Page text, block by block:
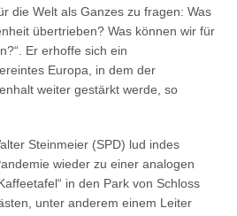
die Welt als Ganzes zu fragen: Was
übertrieben? Was können wir für
Er erhoffe sich ein
Europa, in dem der
weiter gestärkt werde, so
Steinmeier (SPD) lud indes
wieder zu einer analogen
in den Park von Schloss
unter anderem einem Leiter